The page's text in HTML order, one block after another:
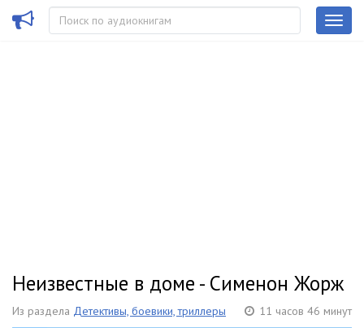
Неизвестные в доме - Сименон Жорж
Из раздела Детективы, боевики, триллеры 11 часов 46 минут